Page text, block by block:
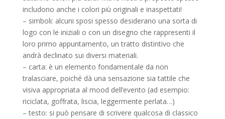
includono anche i colori più originali e inaspettati!
– simboli: alcuni sposi spesso desiderano una sorta di
logo con le iniziali o con un disegno che rappresenti il
loro primo appuntamento, un tratto distintivo che
andrà declinato sui diversi materiali.
– carta: è un elemento fondamentale da non
tralasciare, poiché dà una sensazione sia tattile che
visiva appropriata al mood dell’evento (ad esempio:
riciclata, goffrata, liscia, leggermente perlata…)
– testo: si può pensare di scrivere qualcosa di classico